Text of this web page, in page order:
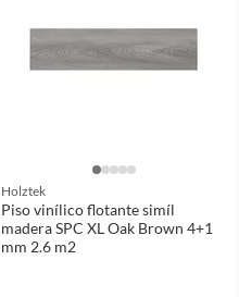
Holztek
Piso vinílico flotante simíl
madera SPC XL Oak Brown 4+1
mm 2.6 m2